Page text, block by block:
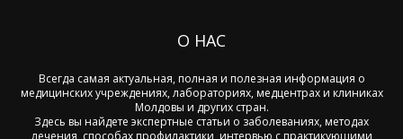
О НАС
Всегда самая актуальная, полная и полезная информация о
медицинских учреждениях, лабораториях, медцентрах и клиниках
Молдовы и других стран.
Здесь вы найдете экспертные статьи о заболеваниях, методах
лечения, способах профилактики, интервью с практикующими